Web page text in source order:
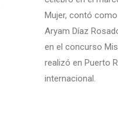
Mujer, contó
Aryam Díaz
en el concurso
realizó en Puerto
internacional.